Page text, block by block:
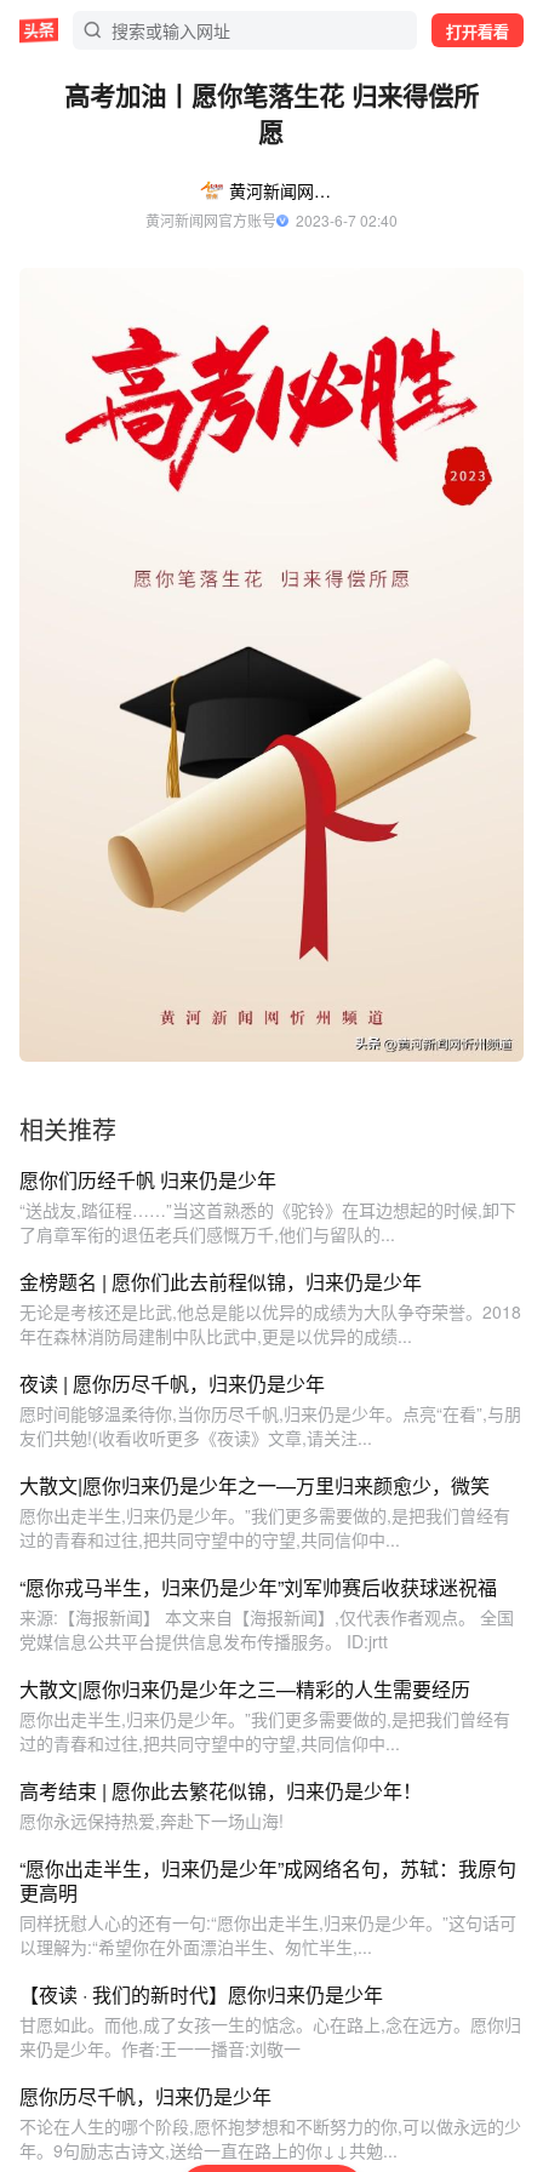
打开看看
高考加油丨愿你笔落生花 归来得偿所
愿
黄河新闻网忻州
黄河新闻网官方账号
  2023-6-7 02:40
相关推荐
愿你们历经千帆 归来仍是少年
“送战友,踏征程……”当这首熟悉的《驼铃》在耳边想起的时候,卸下
了肩章军衔的退伍老兵们感慨万千,他们与留队的...
金榜题名 | 愿你们此去前程似锦，归来仍是少年
无论是考核还是比武,他总是能以优异的成绩为大队争夺荣誉。2018
年在森林消防局建制中队比武中,更是以优异的成绩...
夜读 | 愿你历尽千帆，归来仍是少年
愿时间能够温柔待你,当你历尽千帆,归来仍是少年。点亮“在看”,与朋
友们共勉!(收看收听更多《夜读》文章,请关注...
大散文|愿你归来仍是少年之一—万里归来颜愈少，微笑
愿你出走半生,归来仍是少年。”我们更多需要做的,是把我们曾经有
过的青春和过往,把共同守望中的守望,共同信仰中...
“愿你戎马半生，归来仍是少年”刘军帅赛后收获球迷祝福
来源:【海报新闻】 本文来自【海报新闻】,仅代表作者观点。 全国
党媒信息公共平台提供信息发布传播服务。 ID:jrtt
大散文|愿你归来仍是少年之三—精彩的人生需要经历
愿你出走半生,归来仍是少年。”我们更多需要做的,是把我们曾经有
过的青春和过往,把共同守望中的守望,共同信仰中...
高考结束 | 愿你此去繁花似锦，归来仍是少年！
愿你永远保持热爱,奔赴下一场山海!
“愿你出走半生，归来仍是少年”成网络名句，苏轼：我原句
更高明
同样抚慰人心的还有一句:“愿你出走半生,归来仍是少年。”这句话可
以理解为:“希望你在外面漂泊半生、匆忙半生,...
【夜读 · 我们的新时代】愿你归来仍是少年
甘愿如此。而他,成了女孩一生的惦念。心在路上,念在远方。愿你归
来仍是少年。作者:王一一播音:刘敬一
愿你历尽千帆，归来仍是少年
不论在人生的哪个阶段,愿怀抱梦想和不断努力的你,可以做永远的少
年。9句励志古诗文,送给一直在路上的你↓↓共勉...